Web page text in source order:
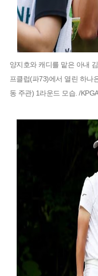
양지호와 캐디를 맡은 아내
프클럽(파73)에서 열린 하나
동 주관) 1라운드 모습. /